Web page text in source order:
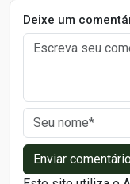
Deixe um
Enviar